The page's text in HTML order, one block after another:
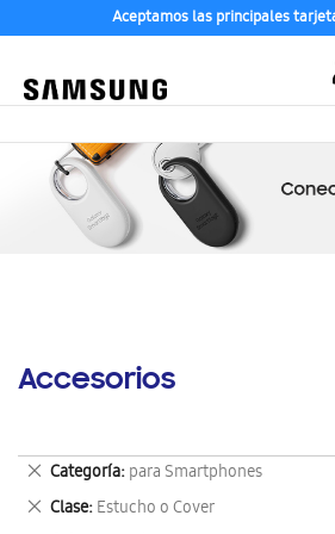
Aceptamos las principales
Accesorios
Categoría para Smartphones
Eliminar
este
artículo
Clase Estucho o Cover
Eliminar